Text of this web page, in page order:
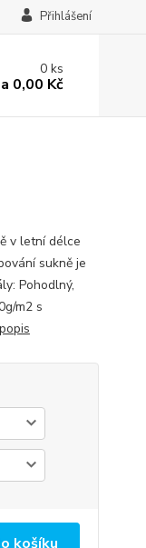
Přihlášení
0ks
0,00 Kč
v letní délce
sukně je
Pohodlný,
m2 s
košíku